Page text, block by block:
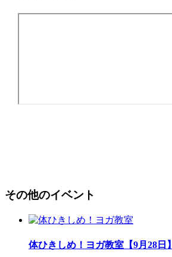
その他のイベント
体ひきしめ！ヨガ教室【9月28日】